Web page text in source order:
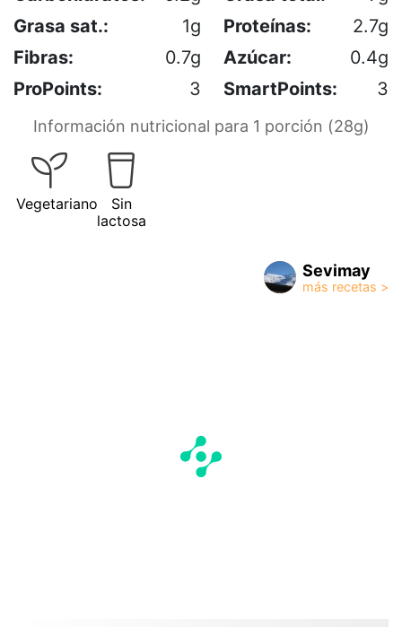
Grasa sat.:
1g Proteínas:
2.7g
Fibras:
0.7g Azúcar:
0.4g
ProPoints:
3 SmartPoints: 3
Información nutricional para 1 porción (28g)
Vegetariano
Sin
lactosa
Sevimay